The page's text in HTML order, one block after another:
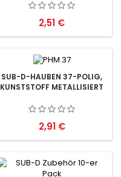
Preis
2,51 €
SUB-D-HAUBEN 37-POLIG,
KUNSTSTOFF METALLISIERT
Preis
2,91 €